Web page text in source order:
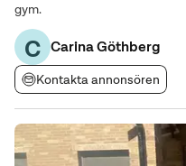
gym.
C Carina Göthberg
Kontakta annonsören